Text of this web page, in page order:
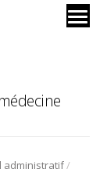
administratif/